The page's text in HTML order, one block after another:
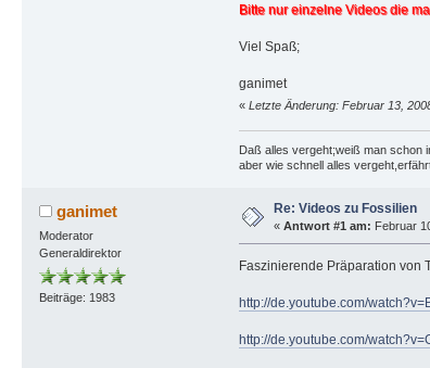
Bitte nur einzelne Videos die
Viel Spaß;
ganimet
« Letzte Änderung: Februar 13,
Daß alles vergeht;weiß man schon
aber wie schnell alles
ganimet
Moderator
Generaldirektor
Beiträge: 1983
Re: Videos zu Fossilien
« Antwort #1 am: Februar
Faszinierende Präparation von
http://de.youtube.com/
http://de.youtube.com/